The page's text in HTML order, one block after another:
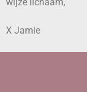
X Jamie